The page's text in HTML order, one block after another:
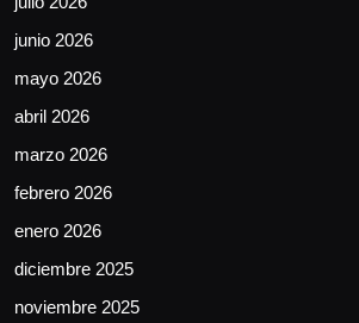
junio 2026
mayo 2026
abril 2026
marzo 2026
febrero 2026
enero 2026
diciembre 2025
noviembre 2025